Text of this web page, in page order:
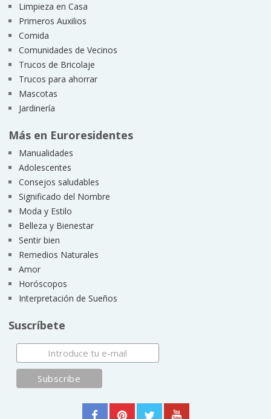
Limpieza en Casa
Primeros Auxilios
Comida
Comunidades de Vecinos
Trucos de Bricolaje
Trucos para ahorrar
Mascotas
Jardinería
Más en Euroresidentes
Manualidades
Adolescentes
Consejos saludables
Significado del Nombre
Moda y Estilo
Belleza y Bienestar
Sentir bien
Remedios Naturales
Amor
Horóscopos
Interpretación de Sueños
Suscríbete